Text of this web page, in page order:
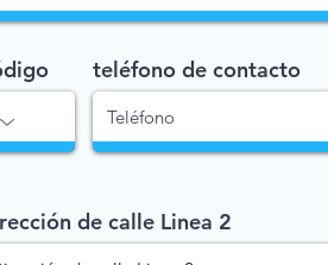
teléfono de contacto
de calle Linea 2